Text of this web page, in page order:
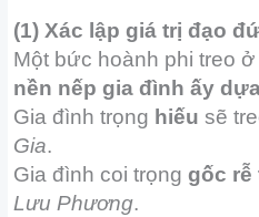
(1) Xác lập giá trị đạo
Một bức hoành phi treo
nền nếp gia đình ấy
Gia đình trọng hiếu sẽ
Gia.
Gia đình coi trọnggốc rễ
Lưu Phương.